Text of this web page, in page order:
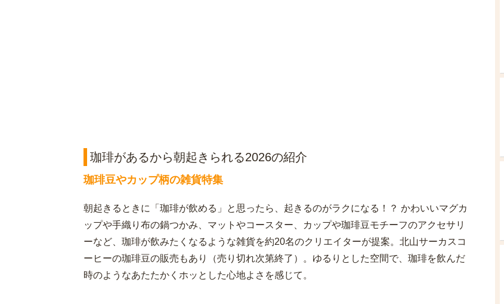
珈琲があるから朝起きられる2026の紹介
珈琲豆やカップ柄の雑貨特集
朝起きるときに「珈琲が飲める」と思ったら、起きるのがラクになる！？ かわいいマグカ
ップや手織り布の鍋つかみ、マットやコースター、カップや珈琲豆モチーフのアクセサリ
ーなど、珈琲が飲みたくなるような雑貨を約20名のクリエイターが提案。北山サーカスコ
ーヒーの珈琲豆の販売もあり（売り切れ次第終了）。ゆるりとした空間で、珈琲を飲んだ
時のようなあたたかくホッとした心地よさを感じて。